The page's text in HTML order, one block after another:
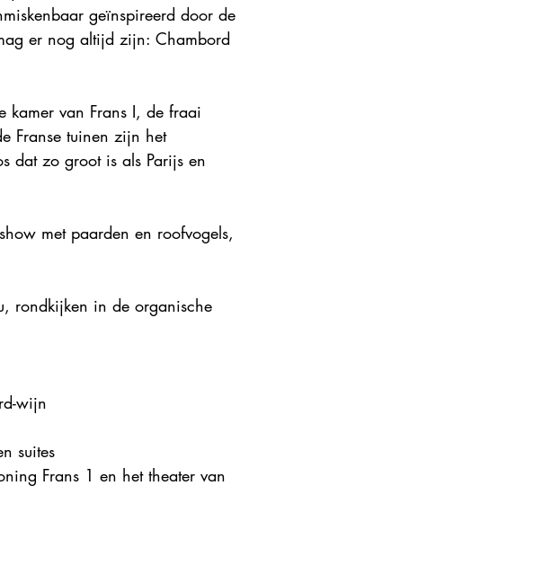
Explore France 2024
geïnspireerd door de
er nog altijd zijn: Chambord
kamer van Frans I, de fraai
Franse tuinen zijn het
dat zo groot is als Parijs en
met paarden en roofvogels,
rondkijken in de organische
wijn
suites
Frans 1 en het theater van